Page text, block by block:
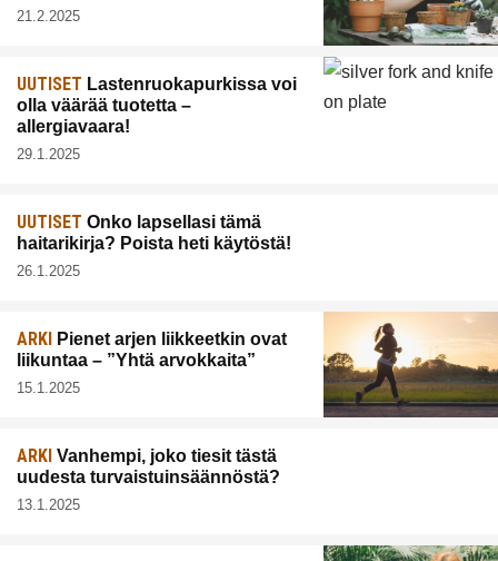
21.2.2025
UUTISET Lastenruokapurkissa voi
olla väärää tuotetta –
allergiavaara!
29.1.2025
UUTISET Onko lapsellasi tämä
haitarikirja? Poista heti käytöstä!
26.1.2025
ARKI Pienet arjen liikkeetkin ovat
liikuntaa – ”Yhtä arvokkaita”
15.1.2025
ARKI Vanhempi, joko tiesit tästä
uudesta turvaistuinsäännöstä?
13.1.2025